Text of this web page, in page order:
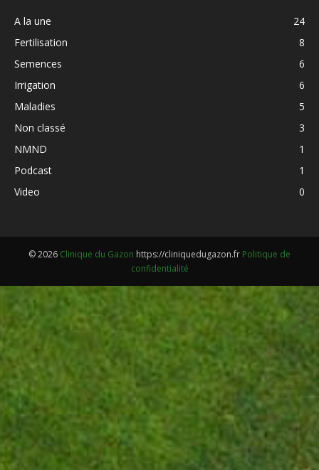
A la une
24
Fertilisation
8
Semences
6
Irrigation
6
Maladies
5
Non classé
3
NMND
1
Podcast
1
Video
0
© 2026 Clinique du Gazon https://cliniquedugazon.fr Politique de
confidentialité